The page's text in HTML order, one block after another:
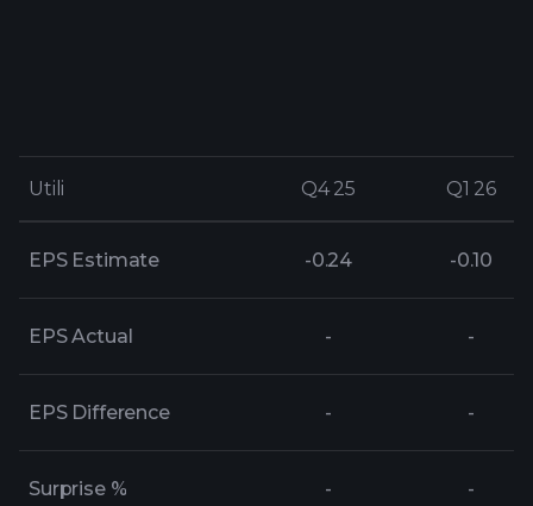
Utili Q4 25 Q1 26
Utili Q4 25 Q1 26
EPS Estimate -0.24 -0.10
EPS Actual - -
EPS Difference - -
Surprise % - -